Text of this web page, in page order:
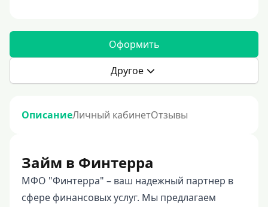
Оформить
Другое
ОписаниеЛичный кабинетОтзывы
Займ в Финтерра
МФО "Финтерра" – ваш надежный партнер в
сфере финансовых услуг. Мы предлагаем